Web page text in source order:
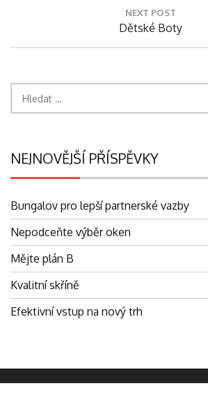
NEXT POST
Next
Post:
Dětské Boty
NEJNOVĚJŠÍ PŘÍSPĚVKY
Bungalov pro lepší partnerské vazby
Nepodceňte výběr oken
Mějte plán B
Kvalitní skříně
Efektivní vstup na nový trh